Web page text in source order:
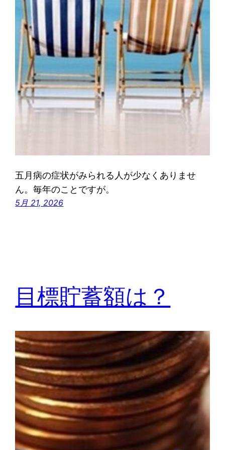
五月病の症状がみられる人が少なくありませ
ん。毎年のことですが。
5月 21, 2026
目標貯蓄額は？